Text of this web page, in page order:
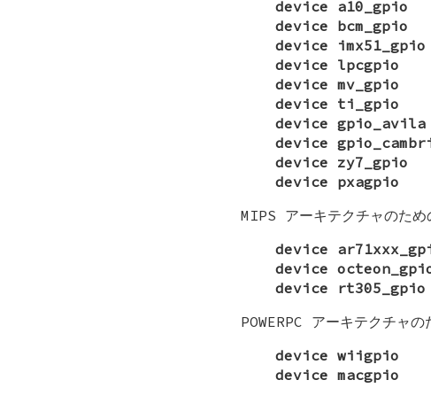
device a10_gpio
device bcm_gpio
device imx51_gpio
device lpcgpio
device mv_gpio
device ti_gpio
device gpio_avila
device
device zy7_gpio
device pxagpio
MIPS アーキテクチャのた
device
device
device rt305_gpio
POWERPC アーキテクチャの
device wiigpio
device macgpio